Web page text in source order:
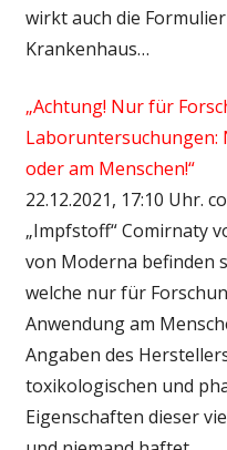
wirkt auch die
Krankenhaus…
„Achtung! Nur für
Laboruntersuchungen:
oder am Menschen!“
22.12.2021, 17:10 Uhr.
„Impfstoff“ Comirnaty
von Moderna befinden
welche nur für
Anwendung am
Angaben des
toxikologischen und
Eigenschaften dieser